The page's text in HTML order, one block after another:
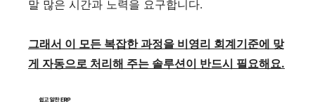
말 많은 시간과 노력을 요구합니다.
그래서 이 모든 복잡한 과정을 비영리 회계기준에 맞
게 자동으로 처리해 주는 솔루션이 반드시 필요해요.